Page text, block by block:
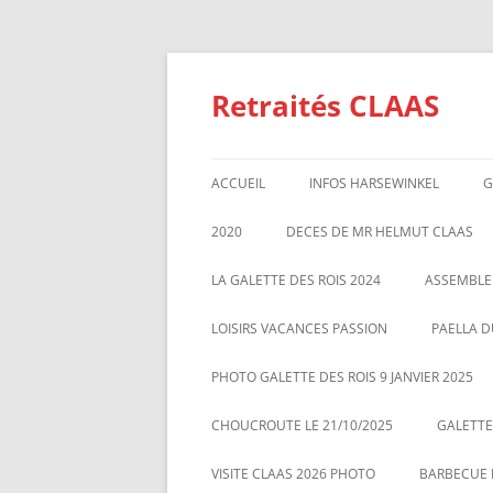
Aller
Retraités CLAAS
ACCUEIL INFOS HARSEWINKEL
ACTIVITE 2025
TARIFS BILLETTERIE AU 01/1/
2020
GALETTE DES ROIS 2020
DECES DE MR HELMUT CLAAS
LA GALETTE DES ROIS 2024
LOISIRS VACANCES PASSION PAELLA
PHOTO GALETTE DES ROIS 9 JANVIER 2025
CHOUCROUTE LE 21/10/2025
VISITE CLAAS 2026 PHOTO